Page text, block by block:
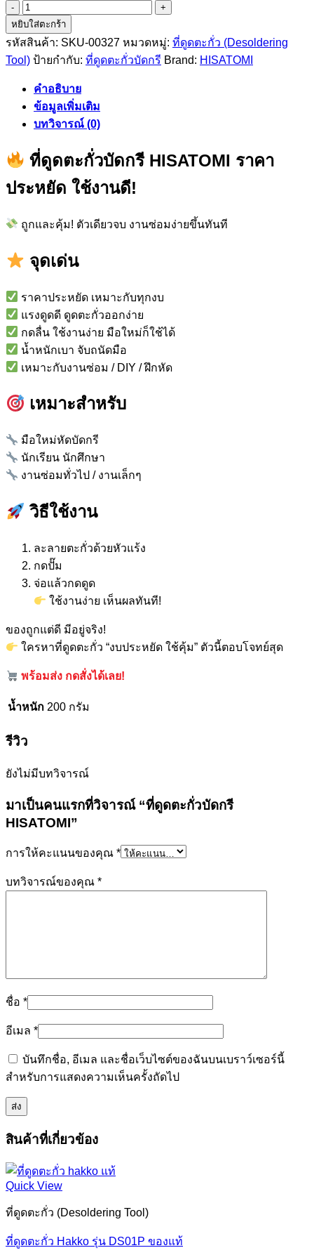
จำนวน
ที่
ดูด
ตะกั่ว
HISATOMI
ชิ้น
หยิบใส่ตะกร้า
รหัสสินค้า: SKU-00327 หมวดหมู่: ที่ดูดตะกั่ว (Desoldering
Tool) ป้ายกำกับ: ที่ดูดตะกั่วบัดกรี Brand: HISATOMI
คำอธิบาย
ข้อมูลเพิ่มเติม
บทวิจารณ์ (0)
ที่ดูดตะกั่วบัดกรี HISATOMI ราคา
ประหยัด ใช้งานดี!
ถูกและคุ้ม! ตัวเดียวจบ งานซ่อมง่ายขึ้นทันที
จุดเด่น
ราคาประหยัด เหมาะกับทุกงบ
แรงดูดดี ดูดตะกั่วออกง่าย
กดลื่น ใช้งานง่าย มือใหม่ก็ใช้ได้
น้ำหนักเบา จับถนัดมือ
เหมาะกับงานซ่อม / DIY / ฝึกหัด
เหมาะสำหรับ
มือใหม่หัดบัดกรี
นักเรียน นักศึกษา
งานซ่อมทั่วไป / งานเล็กๆ
วิธีใช้งาน
ละลายตะกั่วด้วยหัวแร้ง
กดปั๊ม
จ่อแล้วกดดูด
ใช้งานง่าย เห็นผลทันที!
ของถูกแต่ดี มีอยู่จริง!
ใครหาที่ดูดตะกั่ว “งบประหยัด ใช้คุ้ม” ตัวนี้ตอบโจทย์สุด
พร้อมส่ง กดสั่งได้เลย!
น้ำหนัก 200 กรัม
รีวิว
ยังไม่มีบทวิจารณ์
มาเป็นคนแรกที่วิจารณ์ “ที่ดูดตะกั่วบัดกรี
HISATOMI”
การให้คะแนนของคุณ *
บทวิจารณ์ของคุณ *
ชื่อ *
อีเมล *
บันทึกชื่อ, อีเมล และชื่อเว็บไซต์ของฉันบนเบราว์เซอร์นี้
สำหรับการแสดงความเห็นครั้งถัดไป
สินค้าที่เกี่ยวข้อง
Quick View
ที่ดูดตะกั่ว (Desoldering Tool)
ที่ดูดตะกั่ว Hakko รุ่น DS01P ของแท้